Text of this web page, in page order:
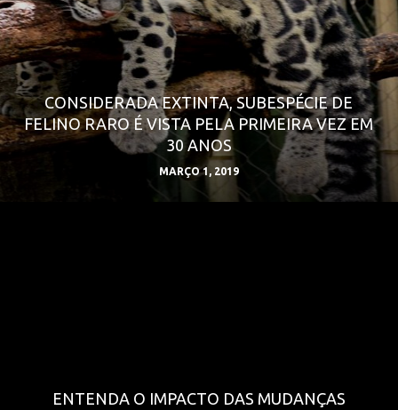
CONSIDERADA EXTINTA, SUBESPÉCIE DE
FELINO RARO É VISTA PELA PRIMEIRA VEZ EM
30 ANOS
MARÇO 1, 2019
ENTENDA O IMPACTO DAS MUDANÇAS